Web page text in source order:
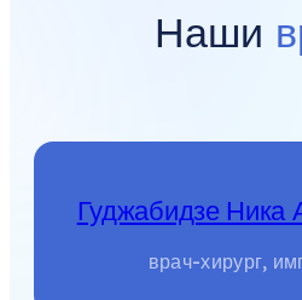
Наши
Гуджабидзе Ника
врач-хирург,